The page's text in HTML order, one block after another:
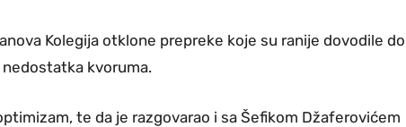
Kolegija otklone prepreke koje su ranije dovodile do
kvoruma.
te da je razgovarao i sa Šefikom Džaferovićem